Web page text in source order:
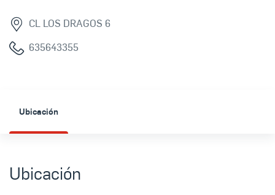
CL LOS DRAGOS 6
635643355
Ubicación
Ubicación